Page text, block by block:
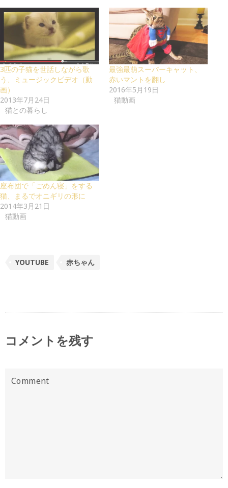
3匹の子猫を世話しながら歌
う、ミュージックビデオ（動
画）
2013年7月24日
猫との暮らし
最強最萌スーパーキャット、
赤いマントを翻し
2016年5月19日
猫動画
座布団で「ごめん寝」をする
猫、まるでオニギリの形に
2014年3月21日
猫動画
YOUTUBE 赤ちゃん
コメントを残す